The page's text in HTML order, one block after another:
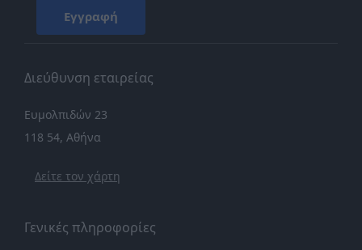
Εγγραφή
Διεύθυνση εταιρείας
Ευμολπιδών 23
118 54, Αθήνα
Δείτε τον χάρτη
Γενικές πληροφορίες